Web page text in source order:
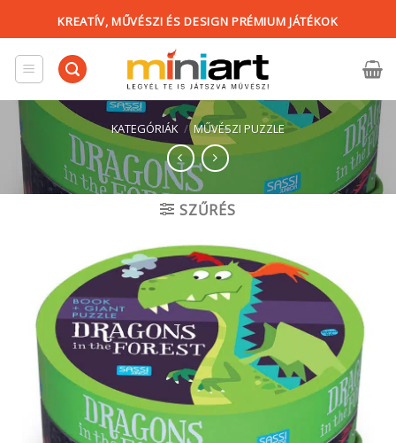
content
KREATÍV, MŰVÉSZI ÉS DESIGN PRÉMIUM JÁTÉKOK
KATEGÓRIÁK / MŰVÉSZI PUZZLE
SZŰRÉS